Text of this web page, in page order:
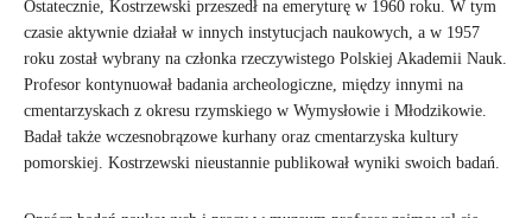
Ostatecznie, Kostrzewski przeszedł na emeryturę w 1960 roku. W tym
czasie aktywnie działał w innych instytucjach naukowych, a w 1957
roku został wybrany na członka rzeczywistego Polskiej Akademii Nauk.
Profesor kontynuował badania archeologiczne, między innymi na
cmentarzyskach z okresu rzymskiego w Wymysłowie i Młodzikowie.
Badał także wczesnobrązowe kurhany oraz cmentarzyska kultury
pomorskiej. Kostrzewski nieustannie publikował wyniki swoich badań.